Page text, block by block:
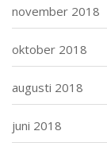
november 2018
oktober 2018
augusti 2018
juni 2018